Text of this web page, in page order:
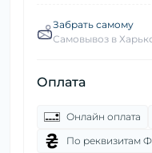
Забрать самому
Самовывоз в
Оплата
Онлайн оплата
По реквизитам